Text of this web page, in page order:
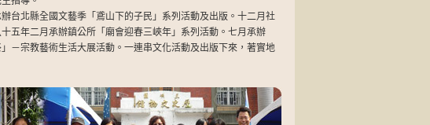
台北縣全國文藝季「鳶山下的子民」系列活動及出版。十二月社
五年二月承辦鎮公所「廟會迎春三峽年」系列活動。七月承辦
－宗教藝術生活大展活動。一連串文化活動及出版下來，著實地